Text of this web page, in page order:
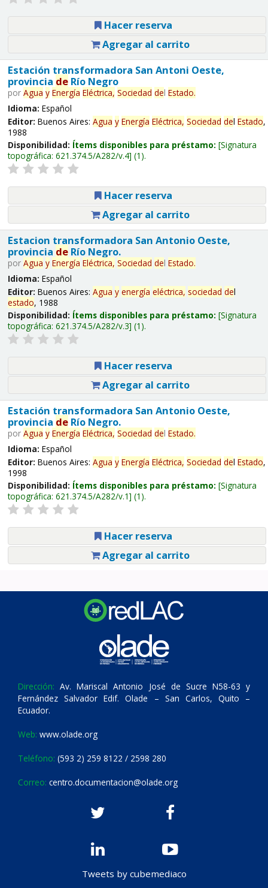
Hacer reserva
Agregar al carrito
Estación transformadora San Antoni Oeste,
provincia deRío Negro
por Agua y Energía Eléctrica, Sociedad del Estado.
Idioma: Español
Editor: Buenos Aires: Agua y Energía Eléctrica, Sociedad del Estado,
1988
Disponibilidad: Ítems disponibles para préstamo: Signatura
topográfica: 621.374.5/A282/v.4 (1).
Hacer reserva
Agregar al carrito
Estacion transformadora San Antonio Oeste,
provincia deRío Negro.
por Agua y Energía Eléctrica, Sociedad del Estado.
Idioma: Español
Editor: Buenos Aires: Agua y energía eléctrica, sociedad del
estado, 1988
Disponibilidad: Ítems disponibles para préstamo: Signatura
topográfica: 621.374.5/A282/v.3 (1).
Hacer reserva
Agregar al carrito
Estación transformadora San Antonio Oeste,
provincia deRío Negro.
por Agua y Energía Eléctrica, Sociedad del Estado.
Idioma: Español
Editor: Buenos Aires: Agua y Energía Eléctrica, Sociedad del Estado,
1998
Disponibilidad: Ítems disponibles para préstamo: Signatura
topográfica: 621.374.5/A282/v.1 (1).
Hacer reserva
Agregar al carrito
Dirección: Av. Mariscal Antonio José de Sucre N58-63 y
Fernández Salvador Edif. Olade – San Carlos, Quito –
Ecuador.
Web: www.olade.org
Teléfono: (593 2) 259 8122 / 2598 280
Correo: centro.documentacion@olade.org
Tweets by cubemediaco